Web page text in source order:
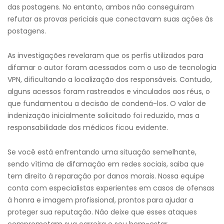
das postagens. No entanto, ambos não conseguiram
refutar as provas periciais que conectavam suas ações às
postagens.
As investigações revelaram que os perfis utilizados para
difamar o autor foram acessados com o uso de tecnologia
VPN, dificultando a localização dos responsáveis. Contudo,
alguns acessos foram rastreados e vinculados aos réus, o
que fundamentou a decisão de condená-los. O valor de
indenização inicialmente solicitado foi reduzido, mas a
responsabilidade dos médicos ficou evidente.
Se você está enfrentando uma situação semelhante,
sendo vítima de difamação em redes sociais, saiba que
tem direito à reparação por danos morais. Nossa equipe
conta com especialistas experientes em casos de ofensas
à honra e imagem profissional, prontos para ajudar a
proteger sua reputação. Não deixe que esses ataques